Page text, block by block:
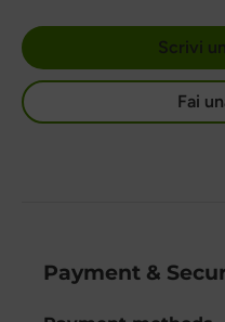
Scrivi
Fai
Payment &